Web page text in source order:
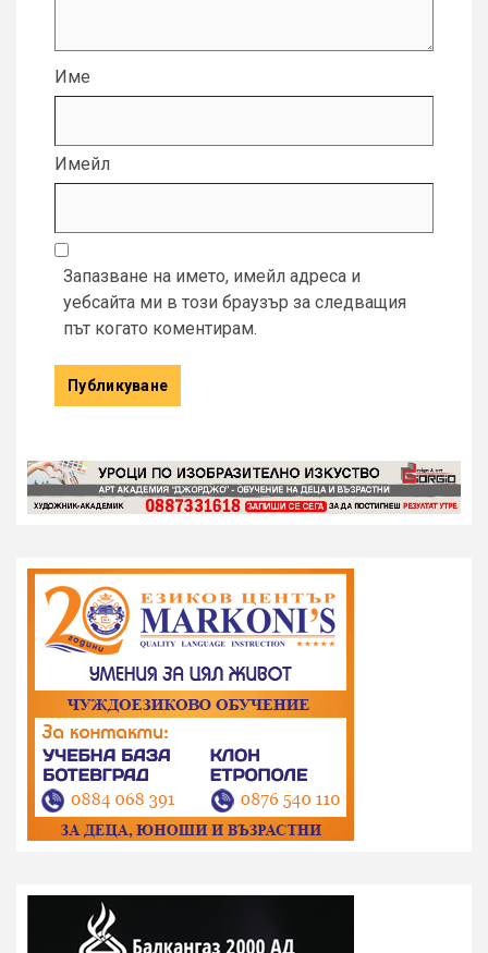
Име
Имейл
Запазване на името, имейл адреса и
уебсайта ми в този браузър за следващия
път когато коментирам.